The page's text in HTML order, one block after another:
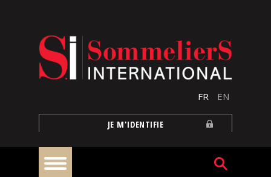
FR EN
JE M'IDENTIFIE